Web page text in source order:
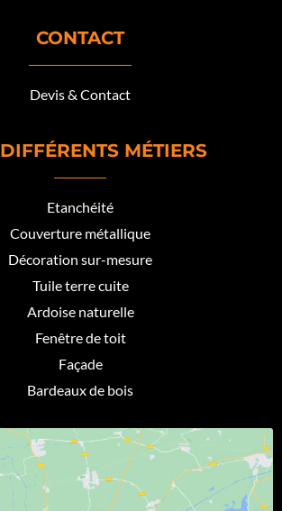
CONTACT
Devis & Contact
MÉTIERS
Etanchéité
Couverture métallique
Décoration sur-mesure
Tuile terre cuite
Ardoise naturelle
Fenêtre de toit
Façade
Bardeaux de bois